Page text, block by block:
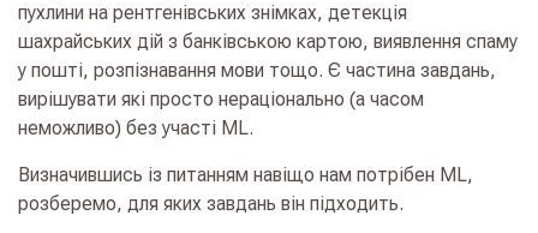
пухлини на рентгенівських знімках, детекція
шахрайських дій з банківською картою, виявлення спаму
у пошті, розпізнавання мови тощо. Є частина завдань,
вирішувати які просто нераціонально (а часом
неможливо) без участі ML.
Визначившись із питанням навіщо нам потрібен ML,
розберемо, для яких завдань він підходить.